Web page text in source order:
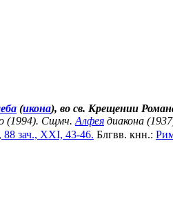
(икона), во св. Крещении
(1994). Сщмч. Алфея диакона
зач., XXI, 43-46. Блгвв. кнн.: